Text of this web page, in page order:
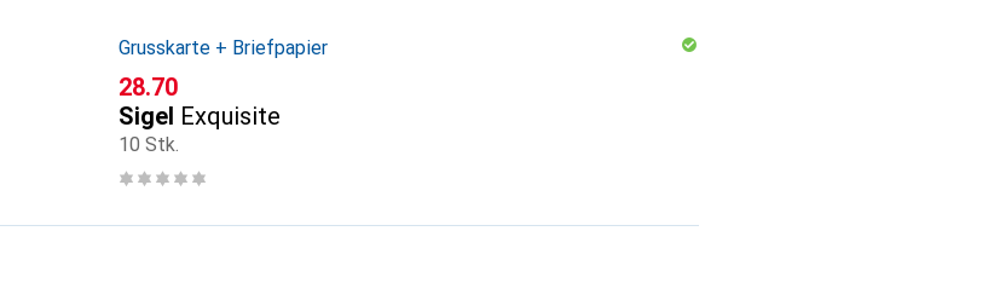
Grusskarte + Briefpapier
CHF
28.70
Sigel Exquisite
10 Stk.